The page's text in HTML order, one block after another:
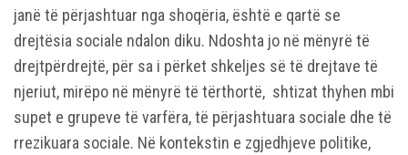
janë të përjashtuar nga shoqëria, është e qartë se
drejtësia sociale ndalon diku. Ndoshta jo në mënyrë të
drejtpërdrejtë, për sa i përket shkeljes së të drejtave të
njeriut, mirëpo në mënyrë të tërthortë, shtizat thyhen mbi
supet e grupeve të varfëra, të përjashtuara sociale dhe të
rrezikuara sociale. Në kontekstin e zgjedhjeve politike,